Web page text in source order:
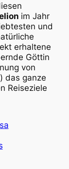
im Jahr
und
erhaltene
Göttin
von
das ganze
Reiseziele